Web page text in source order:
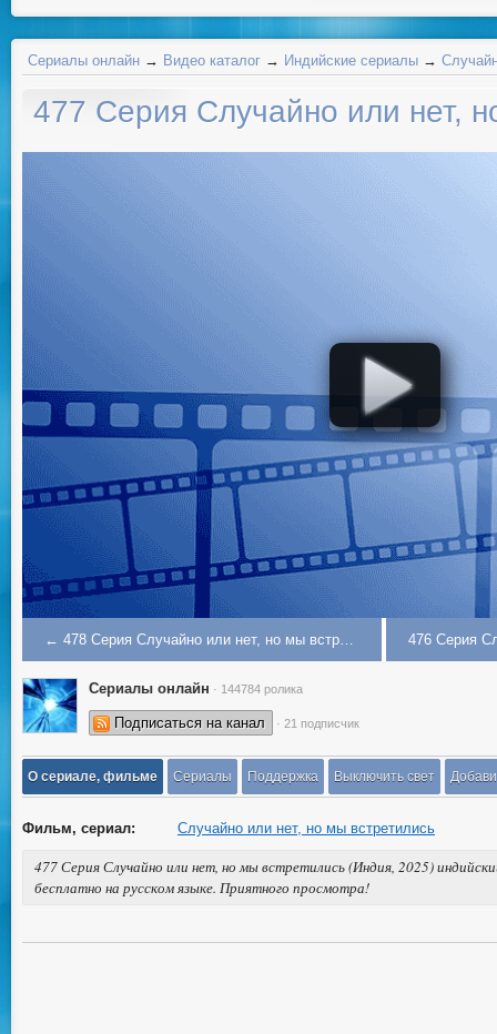
Сериалы онлайн → Видео каталог → Индийские сериалы →
477 Серия Случайно или нет,
← 478 Серия Случайно или нет, но мы встретились
Сериалы онлайн · 144784 ролика
Подписаться на канал · 21 подписчик
О сериале, фильме Сериалы Поддержка Выключить свет
Фильм, сериал: Случайно или нет, но мы встретились
477 Серия Случайно или нет, но мы встретились (Индия, 2025)
бесплатно на русском языке. Приятного просмотра!